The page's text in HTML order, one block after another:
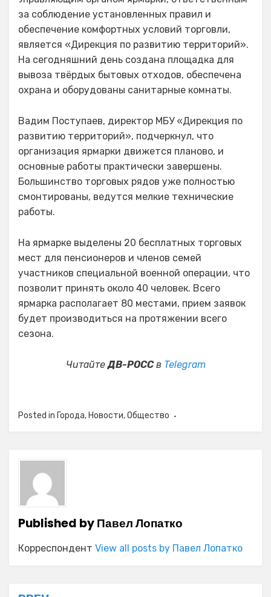
за соблюдение установленных правил и
обеспечение комфортных условий торговли,
является «Дирекция по развитию территорий».
На сегодняшний день создана площадка для
вывоза твёрдых бытовых отходов, обеспечена
охрана и оборудованы санитарные комнаты.
Вадим Поступаев, директор МБУ «Дирекция по
развитию территорий», подчеркнул, что
организация ярмарки движется планово, и
основные работы практически завершены.
Большинство торговых рядов уже полностью
смонтированы, ведутся мелкие технические
работы.
На ярмарке выделены 20 бесплатных торговых
мест для пенсионеров и членов семей
участников специальной военной операции, что
позволит принять около 40 человек. Всего
ярмарка располагает 80 местами, прием заявок
будет производиться на протяжении всего
сезона.
ЧитайтеДВ-РОССв Telegram
Posted in Города, Новости,Общество
Published byПавел Лопатко
Корреспондент View all posts by Павел Лопатко